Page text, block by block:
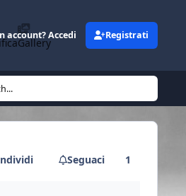
Gallery
account? Accedi Registrati
Seguaci 1